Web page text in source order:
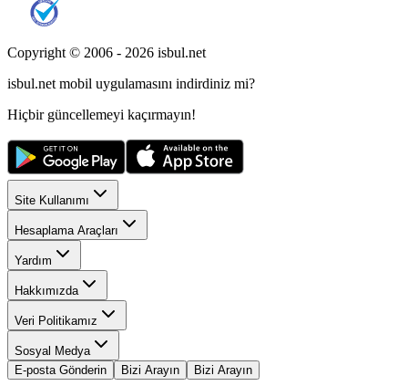
Copyright © 2006 - 2026 isbul.net
isbul.net mobil uygulamasını indirdiniz mi?
Hiçbir güncellemeyi kaçırmayın!
Site Kullanımı
Hesaplama Araçları
Yardım
Hakkımızda
Veri Politikamız
Sosyal Medya
E-posta Gönderin
Bizi Arayın Bizi Arayın